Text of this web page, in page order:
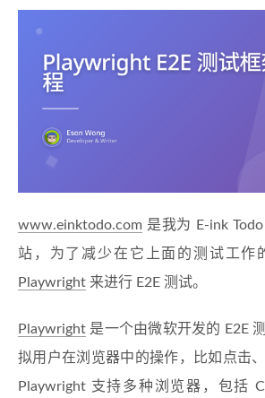
www.einktodo.com 是我为 E-ink
站，为了减少在它上面的测试工作
Playwright 来进行 E2E 测试。
Playwright 是一个由微软开发的 E2E
拟用户在浏览器中的操作，比如点击
Playwright 支持多种浏览器，包括